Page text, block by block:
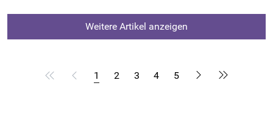
Weitere Artikel anzeigen
1 2 3 4 5